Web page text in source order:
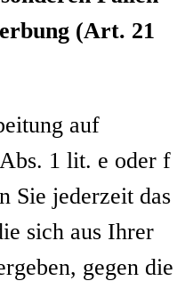
(Art. 21
auf
1 lit. e oder f
Sie jederzeit das
sich aus Ihrer
gegen die